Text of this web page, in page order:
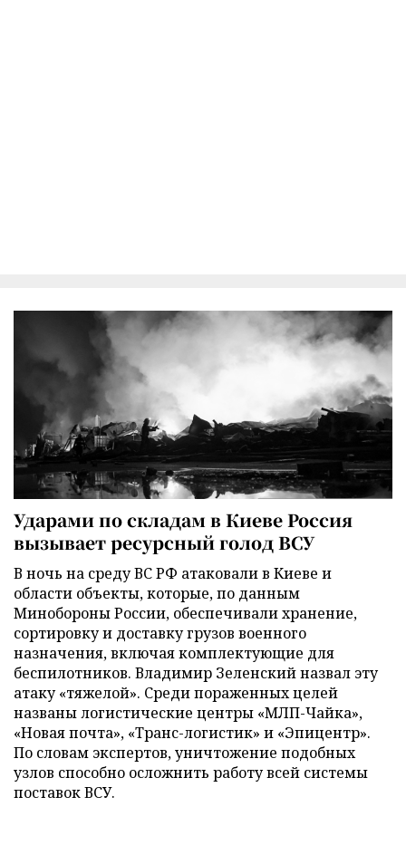
Ударами по складам в Киеве Россия
вызывает ресурсный голод ВСУ
В ночь на среду ВС РФ атаковали в Киеве и
области объекты, которые, по данным
Минобороны России, обеспечивали хранение,
сортировку и доставку грузов военного
назначения, включая комплектующие для
беспилотников. Владимир Зеленский назвал эту
атаку «тяжелой». Среди пораженных целей
названы логистические центры «МЛП-Чайка»,
«Новая почта», «Транс-логистик» и «Эпицентр».
По словам экспертов, уничтожение подобных
узлов способно осложнить работу всей системы
поставок ВСУ.